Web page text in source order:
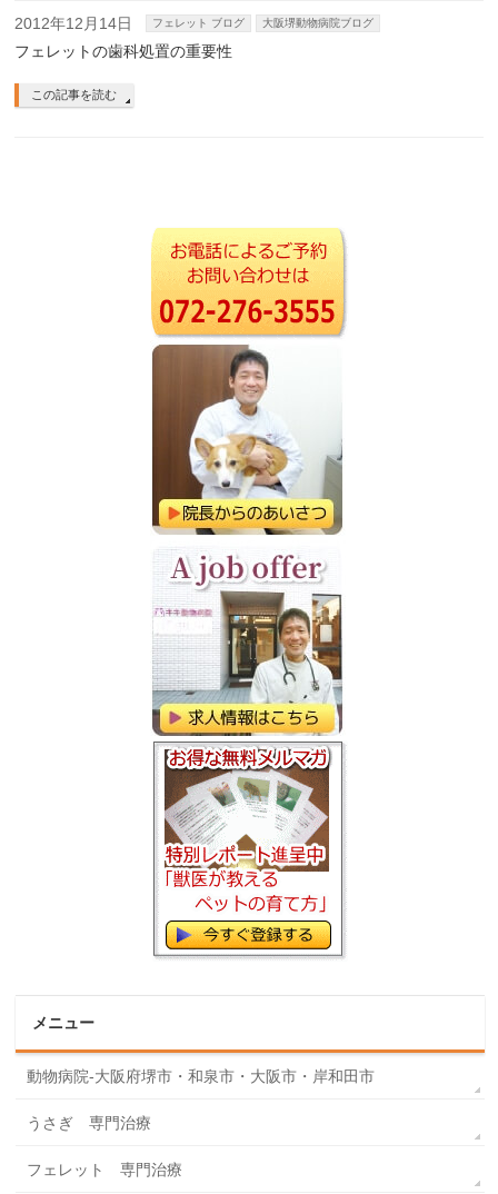
2012年12月14日 フェレット ブログ 大阪堺動物病院ブログ
フェレットの歯科処置の重要性
この記事を読む
メニュー
動物病院-大阪府堺市・和泉市・大阪市・岸和田市
うさぎ 専門治療
フェレット 専門治療